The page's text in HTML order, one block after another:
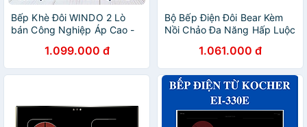
Bếp Khè Đôi WINDO 2 Lò
bán Công Nghiệp Áp Cao -
1.099.000 đ
Bộ Bếp Điện Đôi Bear Kèm
Nồi Chảo Đa Năng Hấp Luộc
Phí Dễ Vệ Sinh SB-BD02N -
HÀNG CHÍNH HÃNG
1.061.000 đ